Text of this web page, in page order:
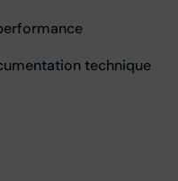
technique